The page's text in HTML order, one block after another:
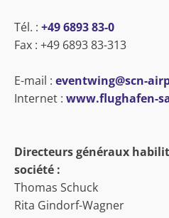
Tél. : +49 6893 83-0
Fax : +49 6893 83-313
E-mail : eventwing@scn-
Internet : www.flughafen-
Directeurs généraux
société :
Thomas Schuck
Rita Gindorf-Wagner